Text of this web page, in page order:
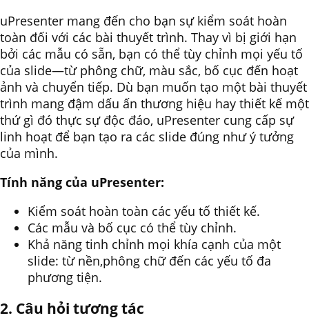
uPresenter mang đến cho bạn sự kiểm soát hoàn
toàn đối với các bài thuyết trình. Thay vì bị giới hạn
bởi các mẫu có sẵn, bạn có thể tùy chỉnh mọi yếu tố
của slide—từ phông chữ, màu sắc, bố cục đến hoạt
ảnh và chuyển tiếp. Dù bạn muốn tạo một bài thuyết
trình mang đậm dấu ấn thương hiệu hay thiết kế một
thứ gì đó thực sự độc đáo, uPresenter cung cấp sự
linh hoạt để bạn tạo ra các slide đúng như ý tưởng
của mình.
Tính năng của uPresenter:
Kiểm soát hoàn toàn các yếu tố thiết kế.
Các mẫu và bố cục có thể tùy chỉnh.
Khả năng tinh chỉnh mọi khía cạnh của một
slide: từ nền,phông chữ đến các yếu tố đa
phương tiện.
2. Câu hỏi tương tác